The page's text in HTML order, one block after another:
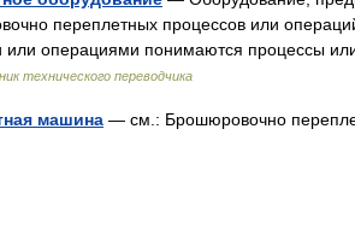
переплетных процессов или
операциями понимаются процессы
технического переводчика
машина — см.: Брошюровочно